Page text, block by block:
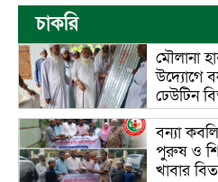
চাকরি
মৌলানা
উদ্যোগে
ঢেউটিন
বন্যা
পুরুষ ও
খাবার